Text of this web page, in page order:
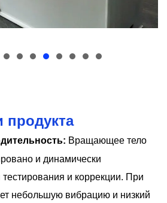
продукта
Вращающее тело
и динамически
и коррекции. При
небольшую вибрацию и низкий